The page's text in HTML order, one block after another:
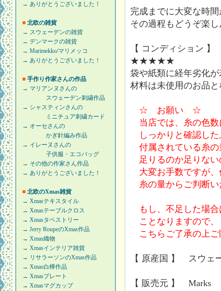
→ ありがとうございました！
■ 北欧の雑貨
→ スウェーデンの雑貨
→ デンマークの雑貨
→ Marimekko/マリメッコ
→ ありがとうございました！
■ 手作り作家さんの作品
→ マリアンヌさんの
スウェーデン刺繍作品
→ シャスティンさんの
ミニチュア刺繍カード
→ オーセさんの
かぎ針編み作品
→ イレーヌさんの
子供服・エコバッグ
→ その他の作家さん作品
→ ありがとうございました！
■ 北欧のXmas雑貨
→ Xmasテキスタイル
→ Xmasテーブルクロス
→ Xmasタペストリー
→ Jerry RoupeのXmas作品
→ Xmas織物
→ Xmasインテリア雑貨
→ リサラーソンのXmas作品
→ Xmas白樺作品
→ Xmasプレート
→ Xmasマグカップ
完成までに大変な時
その過程もどうぞ楽
【 コンディション 】
★★★★★
袋や紙類に経年劣化
材料は未使用のお品
☆ お願い ☆
当店では、糸の色数
しっかりと確認した
付属されている糸の
足りるのか足りない
大変お手数ですが、
糸の量からご判断い
もし、不足した場合
ことなりますので、
こちらご了承の上ご
【 原産国 】 スウェ
【 販売元 】 Marks